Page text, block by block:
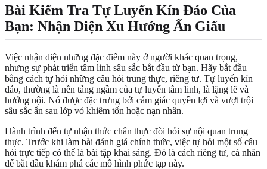
Bài Kiểm Tra Tự Luyến Kín Đáo Của
Bạn: Nhận Diện Xu Hướng Ẩn Giấu
Việc nhận diện những đặc điểm này ở người khác quan trọng,
nhưng sự phát triển tâm linh sâu sắc bắt đầu từ bạn. Hãy bắt đầu
bằng cách tự hỏi những câu hỏi trung thực, riêng tư. Tự luyến kín
đáo, thường là nền tảng ngầm của tự luyến tâm linh, là lặng lẽ và
hướng nội. Nó được đặc trưng bởi cảm giác quyền lợi và vượt trội
sâu sắc ẩn sau lớp vỏ khiêm tốn hoặc nạn nhân.
Hành trình đến tự nhận thức chân thực đòi hỏi sự nội quan trung
thực. Trước khi làm bài đánh giá chính thức, việc tự hỏi một số câu
hỏi trực tiếp có thể là bài tập khai sáng. Đó là cách riêng tư, cá nhân
để bắt đầu khám phá các mô hình phức tạp này.